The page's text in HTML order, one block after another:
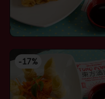
-17%